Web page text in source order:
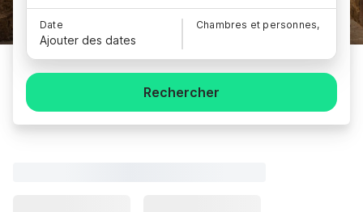
Date
Ajouter des dates
Chambres et personnes,
Rechercher